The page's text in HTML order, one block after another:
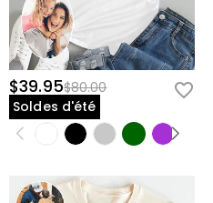
$39.95$80.00
Soldes d'été